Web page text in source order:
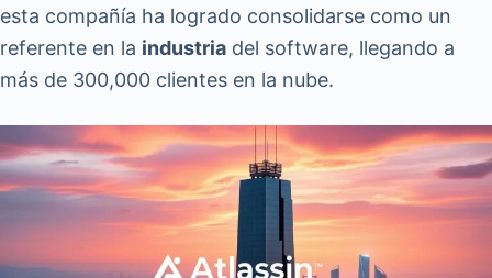
esta compañía ha logrado consolidarse como un
referente en la industria del software, llegando a
más de 300,000 clientes en la nube.